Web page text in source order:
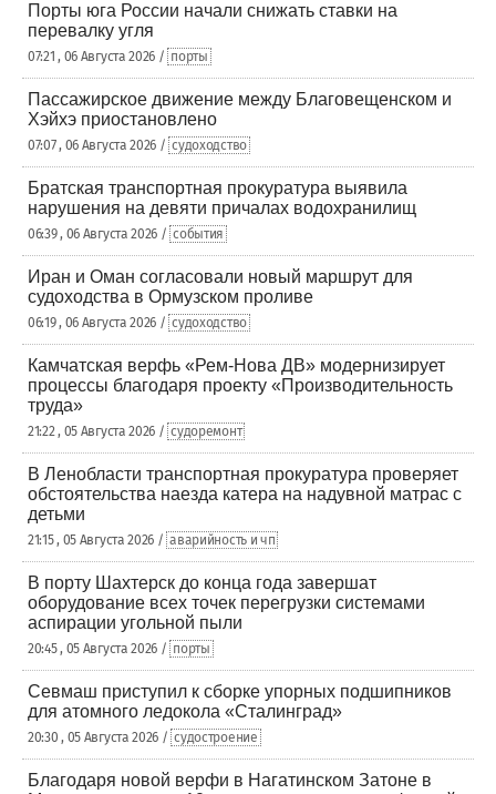
Порты юга России начали снижать ставки на
перевалку угля
07:21 , 06 Августа 2026 / порты
Пассажирское движение между Благовещенском и
Хэйхэ приостановлено
07:07 , 06 Августа 2026 / судоходство
Братская транспортная прокуратура выявила
нарушения на девяти причалах водохранилищ
06:39 , 06 Августа 2026 / события
Иран и Оман согласовали новый маршрут для
судоходства в Ормузском проливе
06:19 , 06 Августа 2026 / судоходство
Камчатская верфь «Рем-Нова ДВ» модернизирует
процессы благодаря проекту «Производительность
труда»
21:22 , 05 Августа 2026 / судоремонт
В Ленобласти транспортная прокуратура проверяет
обстоятельства наезда катера на надувной матрас с
детьми
21:15 , 05 Августа 2026 / аварийность и чп
В порту Шахтерск до конца года завершат
оборудование всех точек перегрузки системами
аспирации угольной пыли
20:45 , 05 Августа 2026 / порты
Севмаш приступил к сборке упорных подшипников
для атомного ледокола «Сталинград»
20:30 , 05 Августа 2026 / судостроение
Благодаря новой верфи в Нагатинском Затоне в